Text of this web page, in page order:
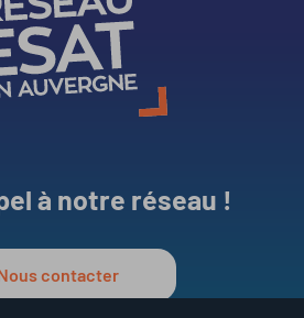
à notre réseau !
contacter